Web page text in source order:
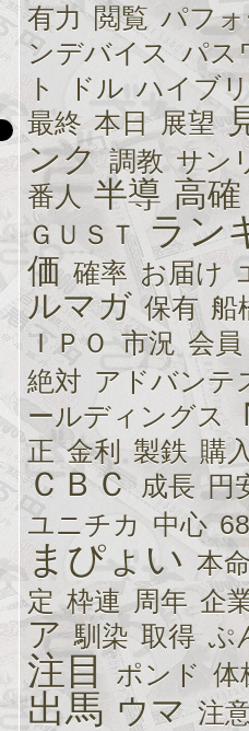
イ
ン
カ
ジ
ノ
etc-
有力 閲覧 パフ
ンデバイス パス
ト
ドル ハイブ
最終 本日 展望
ンク 調教 サン
番人 半導 高確
ＧＵＳＴ ラン
価 確率 お届け
ルマガ 保有 船
ＩＰＯ 市況 会員
絶対 アドバンテ
ールディングス
正 金利 製鉄 購
ＣＢＣ 成長 円
ユニチカ
中心
まぴょい 本
定 枠連 周年 企
ア 馴染 取得 ぷ
注目 ポンド 体
出馬 ウマ 注